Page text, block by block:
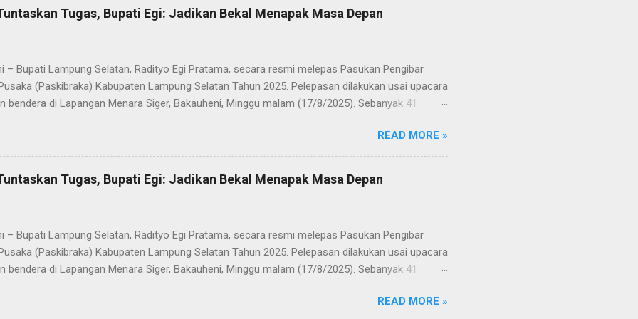
Tugas, Bupati Egi: Jadikan Bekal Menapak Masa Depan
– Bupati Lampung Selatan, Radityo Egi Pratama, secara resmi melepas Pasukan Pengibar
(Paskibraka) Kabupaten Lampung Selatan Tahun 2025. Pelepasan dilakukan usai upacara
bendera di Lapangan Menara Siger, Bakauheni, Minggu malam (17/8/2025). Sebanyak 41
Republik Indonesia di Kabupaten Lampung Selatan, kini resmi menuntaskan
Mereka dilepas dengan penuh apresiasi atas dedikasi, disiplin, dan semangat kebangsaan yang
sepanjang rangkaian acara. Dalam sambutannya, Bupati Egi menyampaikan rasa bangga dan
kepada seluruh anggota Paskibraka, jajaran Forkopimda, Ketua DPRD, pelatih, serta para
Atas n...
READ MORE »
Tugas, Bupati Egi: Jadikan Bekal Menapak Masa Depan
– Bupati Lampung Selatan, Radityo Egi Pratama, secara resmi melepas Pasukan Pengibar
(Paskibraka) Kabupaten Lampung Selatan Tahun 2025. Pelepasan dilakukan usai upacara
bendera di Lapangan Menara Siger, Bakauheni, Minggu malam (17/8/2025). Sebanyak 41
Republik Indonesia di Kabupaten Lampung Selatan, kini resmi menuntaskanREAD MORE »